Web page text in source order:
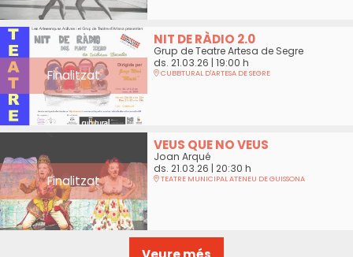
Finalitzat
NIT DE RÀDIO 2.0
Grup de Teatre Artesa de Segre
ds. 21.03.26 | 19:00 h
CUBBTURAL D'ARTESA DE SEGRE
Finalitzat
VEUS QUE NO VEUS
Joan Arqué
ds. 21.03.26 | 20:30 h
TEATRE MUNICIPAL ATENEU DE GUISSONA